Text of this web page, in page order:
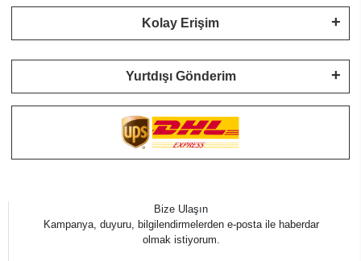
Kolay Erişim
Yurtdışı Gönderim
Bize Ulaşın
Kampanya, duyuru, bilgilendirmelerden e-posta ile haberdar
olmak istiyorum.